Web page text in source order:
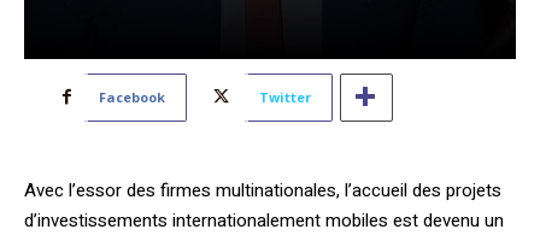
Facebook Twitter
Avec l’essor des firmes multinationales, l’accueil des projets
d’investissements internationalement mobiles est devenu un